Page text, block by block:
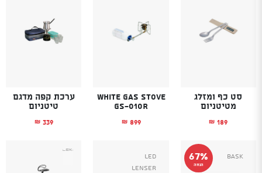
סט כף ומזלג
מטיטניום
₪ 189
White Gas Stove
GS-010R
₪ 899
ערכת קפה מדגם
טיטניום
₪ 339
67%
הנחה
Bask
Led
Lenser